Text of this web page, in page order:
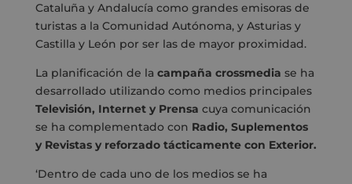
Cataluña y Andalucía como grandes emisoras de
turistas a la Comunidad Autónoma, y Asturias y
Castilla y León por ser las de mayor proximidad.
La planificación de la campaña crossmedia se ha
desarrollado utilizando como medios principales
Televisión, Internet y Prensa cuya comunicación
se ha complementado con Radio, Suplementos
y Revistas y reforzado tácticamente con Exterior.
‘Dentro de cada uno de los medios se ha